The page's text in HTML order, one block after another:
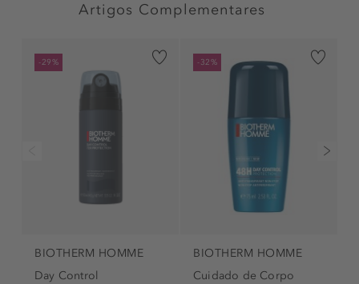
Artigos Complementares
-29%
BIOTHERM HOMME
Day Control
-32%
BIOTHERM HOMME
Cuidado de Corpo